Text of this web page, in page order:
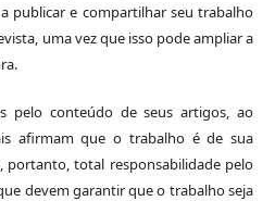
publicar e compartilhar seu trabalho
uma vez que isso pode ampliar a
​​pelo conteúdo de seus artigos, ao
afirmam que o trabalho é de sua
portanto, total responsabilidade pelo
devem garantir que o trabalho seja